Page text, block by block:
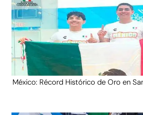
México: Récord Histórico de Oro en